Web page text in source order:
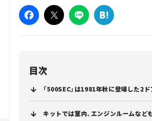
目次
「500SEC」は1981年秋に登場した2
キットでは室内、エンジンルームなど